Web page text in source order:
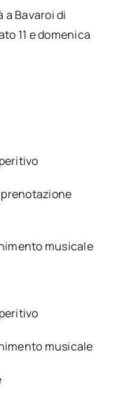
a Bavaroi di
11 e domenica
musicale
musicale